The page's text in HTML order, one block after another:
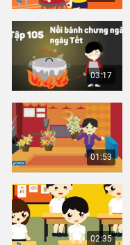
03:04
03:57
02:40
03:17
01:53
02:35